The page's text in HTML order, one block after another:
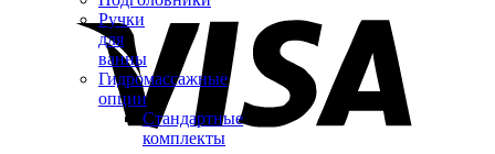
Ручки
для
ванны
Гидромассажные
опции
Стандартные
комплекты